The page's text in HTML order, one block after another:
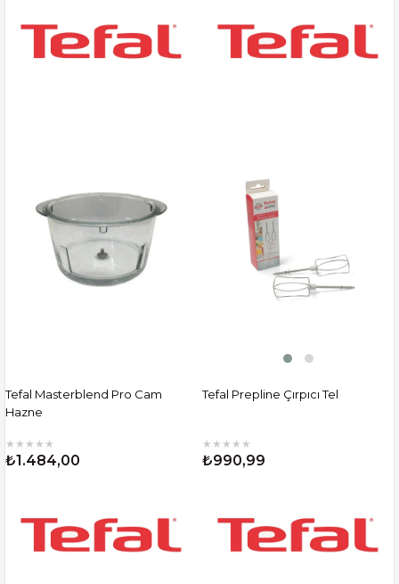
Tefal Masterblend Pro Cam
Hazne
★ ★ ★ ★ ★
₺1.484,00
Tefal Prepline Çırpıcı Tel
★ ★ ★ ★ ★
₺990,99